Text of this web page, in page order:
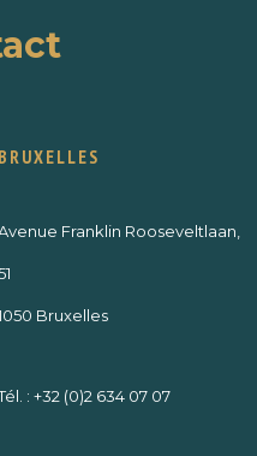
BRUXELLES
Franklin Rooseveltlaan,
Bruxelles
: +32 (0)2 634 07 07